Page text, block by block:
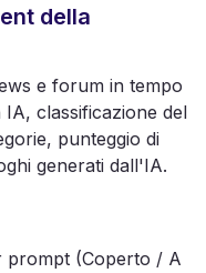
della
e forum in tempo
classificazione del
punteggio di
generati dall'IA.
prompt (Coperto / A